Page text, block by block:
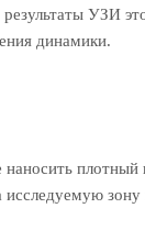
УЗИ
динамики.
плотный
исследуемую